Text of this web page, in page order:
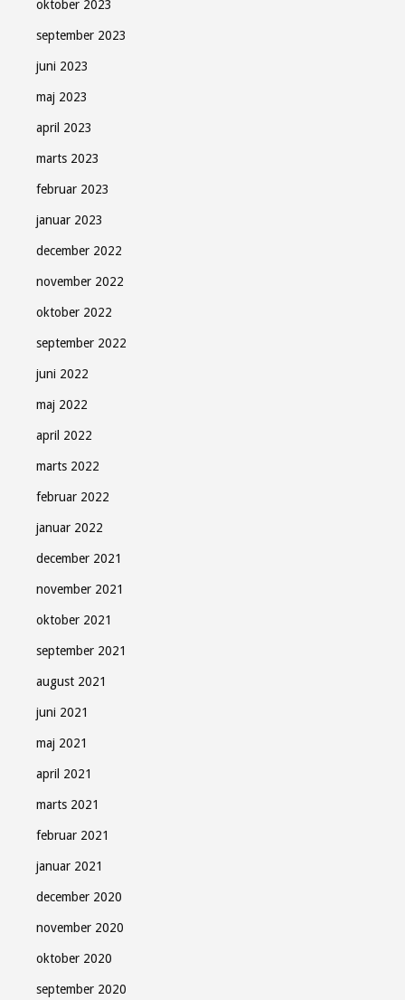
oktober 2023
september 2023
juni 2023
maj 2023
april 2023
marts 2023
februar 2023
januar 2023
december 2022
november 2022
oktober 2022
september 2022
juni 2022
maj 2022
april 2022
marts 2022
februar 2022
januar 2022
december 2021
november 2021
oktober 2021
september 2021
august 2021
juni 2021
maj 2021
april 2021
marts 2021
februar 2021
januar 2021
december 2020
november 2020
oktober 2020
september 2020